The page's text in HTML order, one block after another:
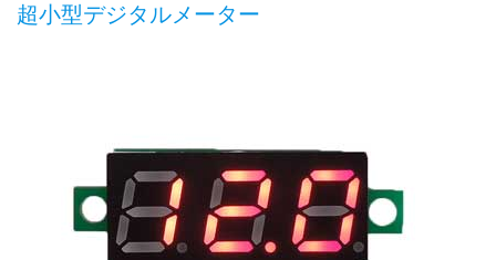
超小型デジタルメーター